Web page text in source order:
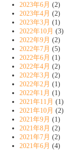
2023年6月 (2)
2023年4月 (2)
2023年3月 (1)
2022年10月 (3)
2022年9月 (2)
2022年7月 (5)
2022年6月 (1)
2022年4月 (2)
2022年3月 (2)
2022年2月 (1)
2022年1月 (1)
2021年11月 (1)
2021年10月 (2)
2021年9月 (1)
2021年8月 (2)
2021年7月 (2)
2021年6月 (4)